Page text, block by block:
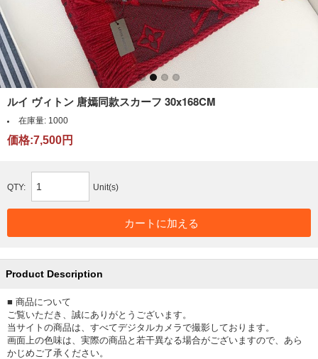
ルイ ヴィトン 唐嫣同款スカーフ 30x168CM
在庫量: 1000
価格:7,500円
QTY: Unit(s)
Product Description
■ 商品について
ご覧いただき、誠にありがとうございます。
当サイトの商品は、すべてデジタルカメラで撮影しております。
画面上の色味は、実際の商品と若干異なる場合がございますので、あら
かじめご了承ください。